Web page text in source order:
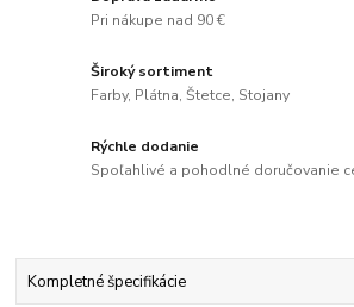
Pri nákupe nad 90 €
Široký sortiment
Farby, Plátna, Štetce, Stojany
Rýchle dodanie
Spoľahlivé a pohodlné doručovanie
Kompletné špecifikácie